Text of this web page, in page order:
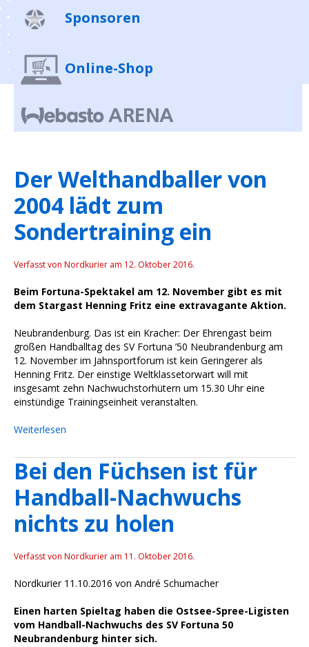
Sponsoren
Online-Shop
Der Welthandballer von
2004 lädt zum
Sondertraining ein
Verfasst von Nordkurier am 12. Oktober 2016.
Beim Fortuna-Spektakel am 12. November gibt es mit
dem Stargast Henning Fritz eine extravagante Aktion.
Neubrandenburg. Das ist ein Kracher: Der Ehrengast beim
großen Handballtag des SV Fortuna ’50 Neubrandenburg am
12. November im Jahnsportforum ist kein Geringerer als
Henning Fritz. Der einstige Weltklassetorwart will mit
insgesamt zehn Nachwuchstorhütern um 15.30 Uhr eine
einstündige Trainingseinheit veranstalten.
Weiterlesen
Bei den Füchsen ist für
Handball-Nachwuchs
nichts zu holen
Verfasst von Nordkurier am 11. Oktober 2016.
Nordkurier 11.10.2016 von André Schumacher
Einen harten Spieltag haben die Ostsee-Spree-Ligisten
vom Handball-Nachwuchs des SV Fortuna 50
Neubrandenburg hinter sich.